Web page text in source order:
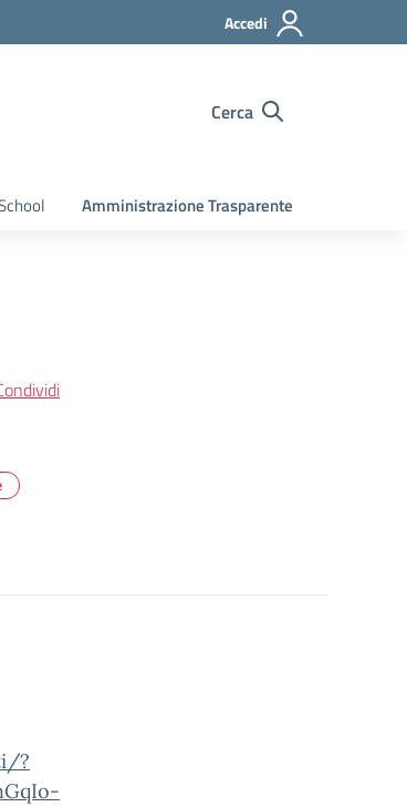
Accedi
Cerca
Amministrazione Trasparente
?